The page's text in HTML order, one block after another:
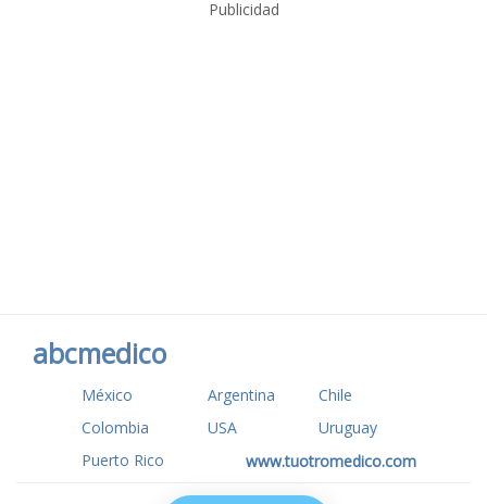
Publicidad
abcmedico
México Argentina
Chile
Colombia
USA
Uruguay
Puerto Rico
www.tuotromedico.com